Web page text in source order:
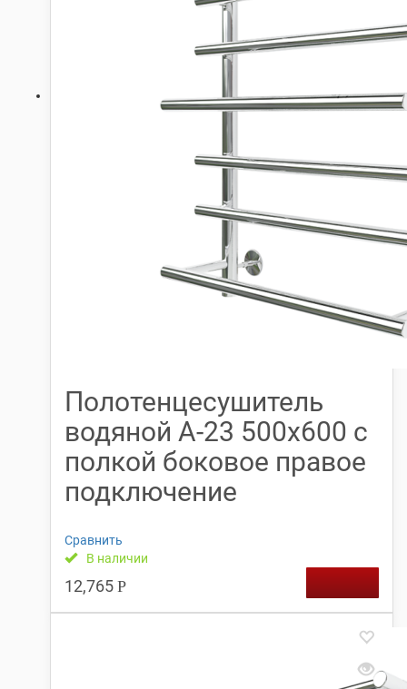
Полотенцесушитель
водяной А-23 500х600 с
полкой боковое правое
подключение
Сравнить
В наличии
12,765 Р